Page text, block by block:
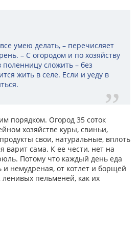
умею делать, – перечисляет
– С огородом и по хозяйству
поленницу сложить – без
жить в селе. Если и уеду в
порядком. Огород 35 соток
хозяйстве куры, свиньи,
свои, натуральные, вплоть
варит сама. К ее чести, нет на
Потому что каждый день еда
и немудреная, от котлет и борщей
пельменей, как их